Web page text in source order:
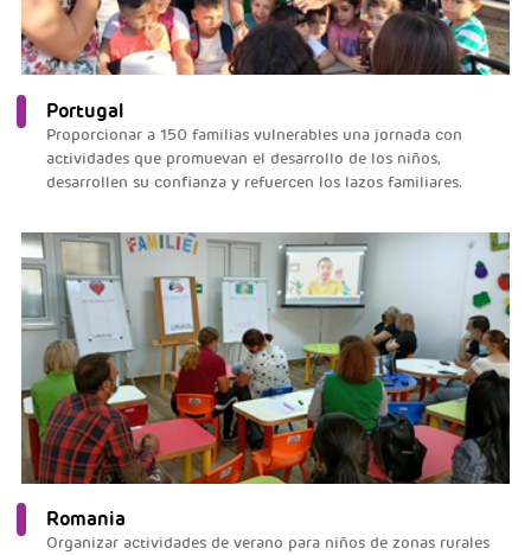
Portugal
Proporcionar a 150 familias vulnerables una jornada con
actividades que promuevan el desarrollo de los niños,
desarrollen su confianza y refuercen los lazos familiares.
Romania
Organizar actividades de verano para niños de zonas rurales